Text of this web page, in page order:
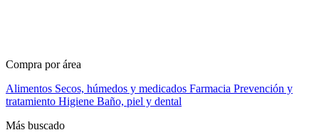
Compra por área
Alimentos Secos, húmedos y medicados Farmacia Prevención y
tratamiento Higiene Baño, piel y dental
Más buscado